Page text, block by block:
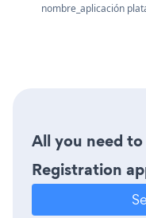
nombre_aplicación
All you need
Registration